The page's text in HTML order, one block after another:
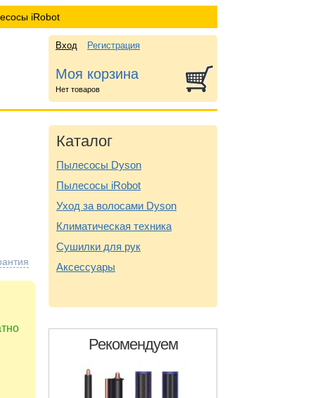
iRobot
Вход Регистрация
Моя корзина
Нет товаров
Каталог
Пылесосы Dyson
Пылесосы iRobot
Уход за волосами Dyson
Климатическая техника
Сушилки для рук
Аксессуары
Рекомендуем